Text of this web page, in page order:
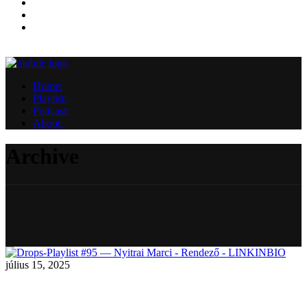
Home:
Playlist:
Podcast:
About:
július 15, 2025